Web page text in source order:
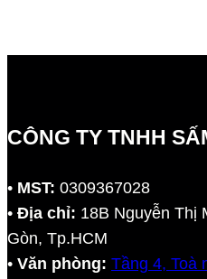
CÔNG TY TNHH
• MST: 0309367028
• Địa chỉ: 18B Nguyễn Thị
Gòn, Tp.HCM
• Văn phòng: Tầng 4, Toà